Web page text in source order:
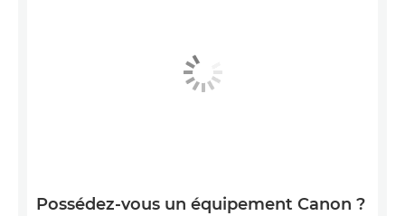
Possédez-vous un équipement Canon ?